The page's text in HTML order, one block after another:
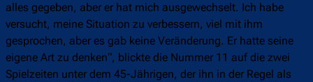
alles gegeben, aber er hat mich ausgewechselt. Ich habe
versucht, meine Situation zu verbessern, viel mit ihm
gesprochen, aber es gab keine Veränderung. Er hatte seine
eigene Art zu denken“, blickte die Nummer 11 auf die zwei
Spielzeiten unter dem 45-Jährigen, der ihn in der Regel als